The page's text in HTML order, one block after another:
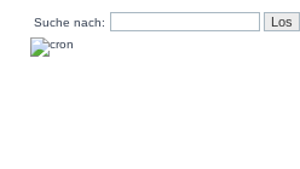
Suche nach: